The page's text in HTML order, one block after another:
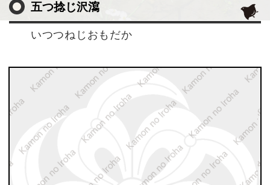
五つ捻じ沢瀉
いつつねじおもだか